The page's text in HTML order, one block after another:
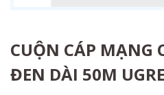
CUỘN CÁP MẠNG
ĐEN DÀI 50M